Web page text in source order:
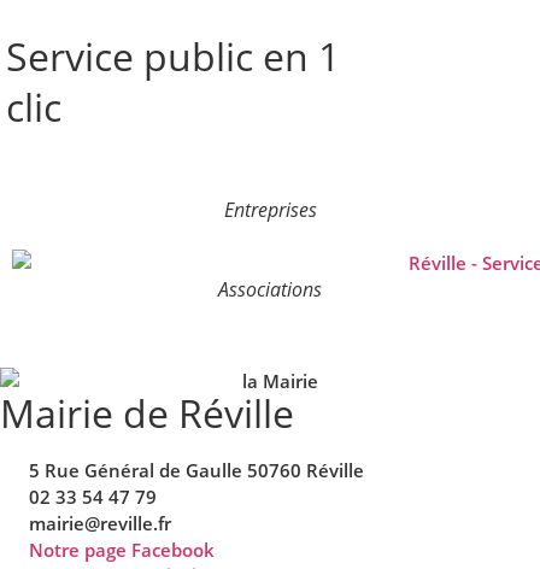
Service public en 1
clic
Entreprises
Associations
Mairie de Réville
5 Rue Général de Gaulle 50760 Réville
02 33 54 47 79
mairie@reville.fr
Notre page Facebook